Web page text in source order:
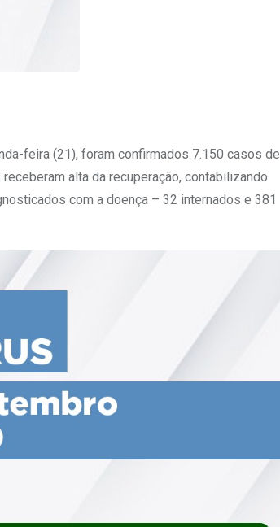
feira (21), foram confirmados 7.150 casos de
alta da recuperação, contabilizando
com a doença – 32 internados e 381